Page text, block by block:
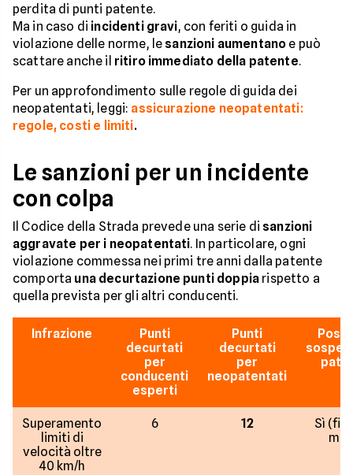
perdita di punti patente.
Ma in caso di incidenti gravi, con feriti o guida in
violazione delle norme, le sanzioni aumentano e può
scattare anche il ritiro immediato della patente.
Per un approfondimento sulle regole di guida dei
neopatentati, leggi: assicurazione neopatentati:
regole, costi e limiti.
Le sanzioni per un incidente
con colpa
Il Codice della Strada prevede una serie di sanzioni
aggravate per i neopatentati. In particolare, ogni
violazione commessa nei primi tre anni dalla patente
comporta una decurtazione punti doppia rispetto a
quella prevista per gli altri conducenti.
Infrazione
Punti
decurtati
per
conducenti
esperti
Punti
decurtati
per
neopatentati
Superamento
limiti di
velocità oltre
40 km/h
6 12
Sì